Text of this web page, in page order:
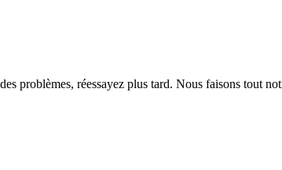
problèmes, réessayez plus tard. Nous faisons tout